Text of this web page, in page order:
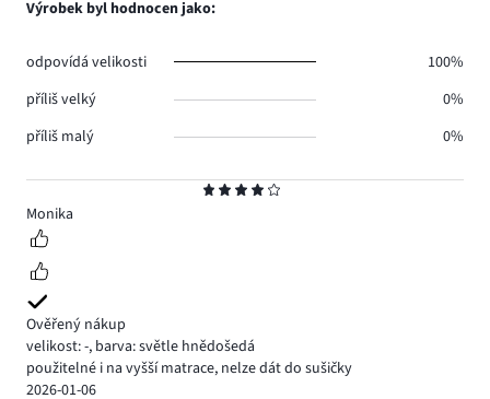
4
Monika
Ověřený nákup
velikost: -, barva: světle hnědošedá
použitelné i na vyšší matrace, nelze dát do sušičky
2026-01-06
Výrobek byl hodnocen jako:
odpovídá velikosti
100%
příliš velký
0%
příliš malý
0%